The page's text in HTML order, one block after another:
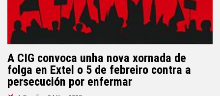
A CIG convoca unha nova xornada de
folga en Extel o 5 de febreiro contra a
persecución por enfermar